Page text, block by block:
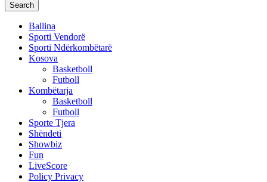
Search
Ballina
Sporti Vendorë
Sporti Ndërkombëtarë
Kosova
Basketboll
Futboll
Kombëtarja
Basketboll
Futboll
Sporte Tjera
Shëndeti
Showbiz
Fun
LiveScore
Policy Privacy